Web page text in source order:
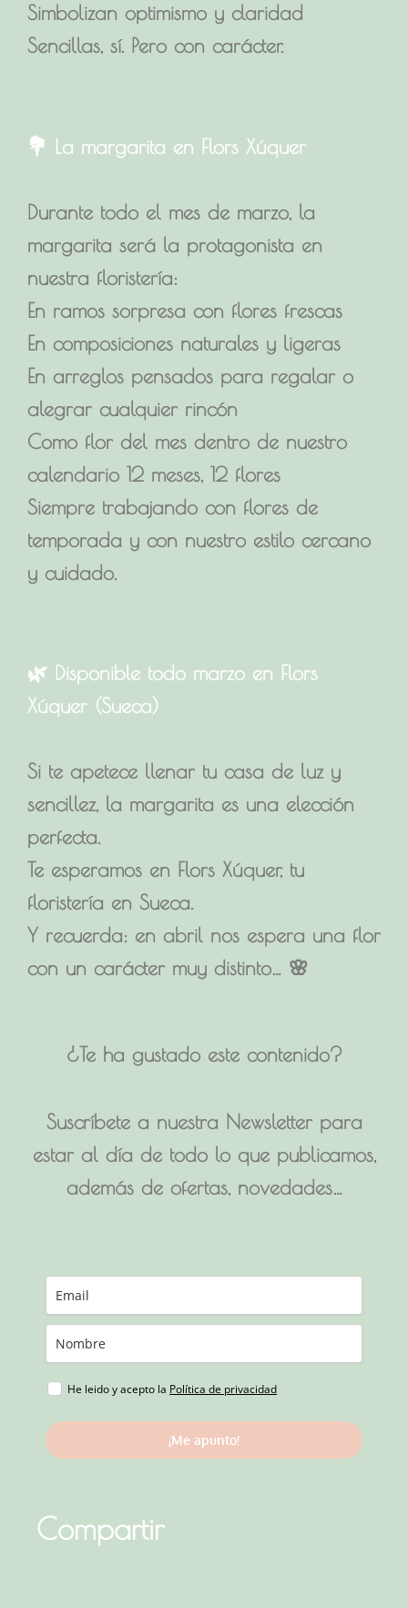
Simbolizan optimismo y claridad
Sencillas, sí. Pero con carácter.
💐 La margarita en Flors Xúquer
Durante todo el mes de marzo, la
margarita será la protagonista en
nuestra floristería:
En ramos sorpresa con flores frescas
En composiciones naturales y ligeras
En arreglos pensados para regalar o
alegrar cualquier rincón
Como flor del mes dentro de nuestro
calendario 12 meses, 12 flores
Siempre trabajando con flores de
temporada y con nuestro estilo cercano
y cuidado.
🌿 Disponible todo marzo en Flors
Xúquer (Sueca)
Si te apetece llenar tu casa de luz y
sencillez, la margarita es una elección
perfecta.
Te esperamos en Flors Xúquer, tu
floristería en Sueca.
Y recuerda: en abril nos espera una flor
con un carácter muy distinto… 🌸
¿Te ha gustado este contenido?
Suscríbete a nuestra Newsletter para
estar al día de todo lo que publicamos,
además de ofertas, novedades…
He leido y acepto la Política de privacidad
¡Me apunto!
Compartir